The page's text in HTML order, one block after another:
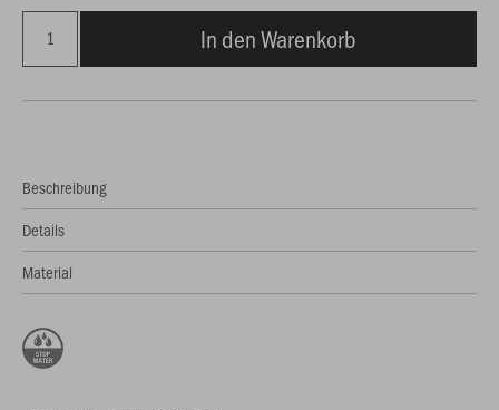
In den Warenkorb
Beschreibung
Details
Material